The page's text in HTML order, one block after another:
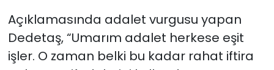
Açıklamasında adalet vurgusu yapan
Dedetaş, “Umarım adalet herkese eşit
işler. O zaman belki bu kadar rahat iftira